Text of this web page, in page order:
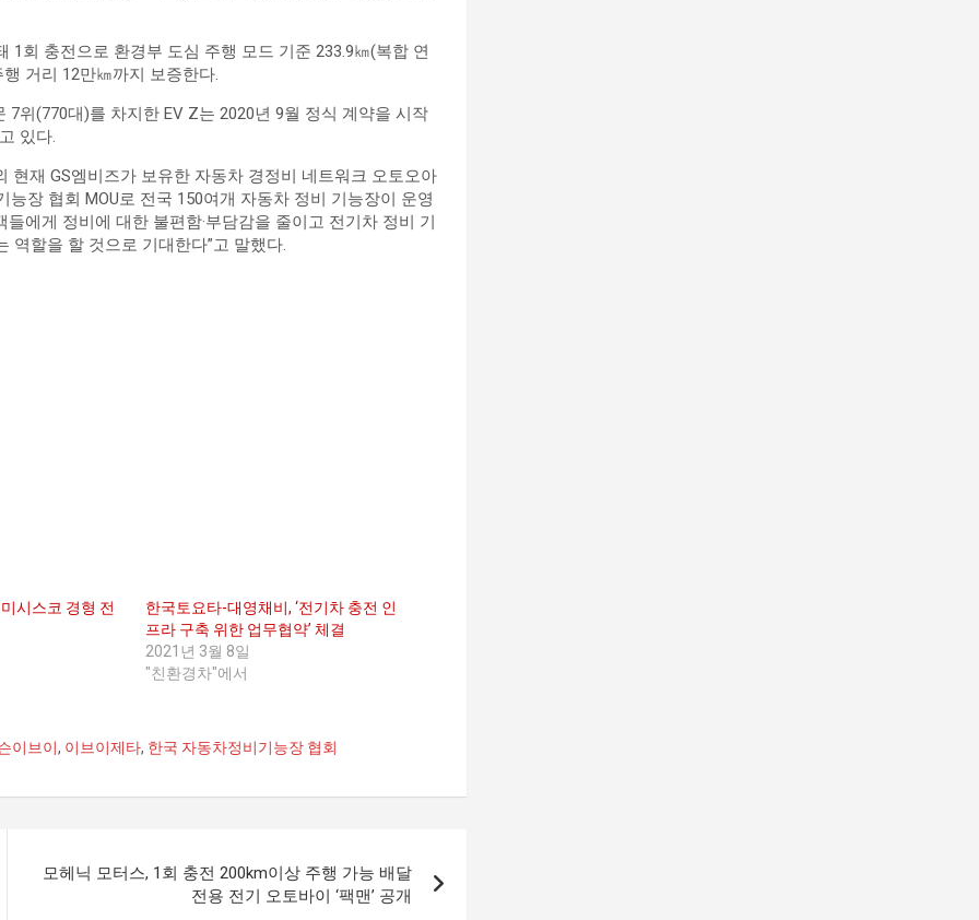
1회 충전으로 환경부 도심 주행 모드 기준 233.9㎞(복합 연
거리 12만㎞까지 보증한다.
위(770대)를 차지한 EV Z는 2020년 9월 정식 계약을 시작
있다.
현재 GS엠비즈가 보유한 자동차 경정비 네트워크 오토오아
장 협회 MOU로 전국 150여개 자동차 정비 기능장이 운영
에게 정비에 대한 불편함·부담감을 줄이고 전기차 정비 기
역할을 할 것으로 기대한다”고 말했다.
시스코 경형 전
한국토요타-대영채비, ‘전기차 충전 인
프라 구축 위한 업무협약’ 체결
2021년 3월 8일
"친환경차"에서
이브이, 이브이제타, 한국 자동차정비기능장 협회
모헤닉 모터스, 1회 충전 200km이상 주행 가능 배달
전용 전기 오토바이 ‘팩맨’ 공개